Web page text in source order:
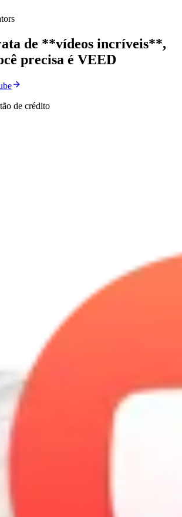
de **vídeos incríveis**,
precisa é VEED
de crédito